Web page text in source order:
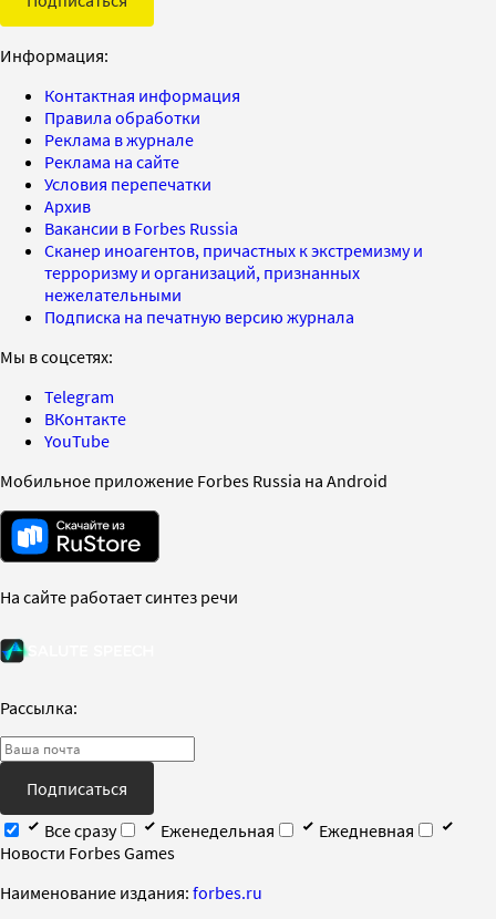
Информация:
Контактная информация
Правила обработки
Реклама в журнале
Реклама на сайте
Условия перепечатки
Архив
Вакансии в Forbes Russia
Сканер иноагентов, причастных к экстремизму и
терроризму и организаций, признанных
нежелательными
Подписка на печатную версию журнала
Мы в соцсетях:
Telegram
ВКонтакте
YouTube
Мобильное приложение Forbes Russia на Android
На сайте работает синтез речи
Рассылка:
Подписаться
Все сразу
Еженедельная
Ежедневная
Новости Forbes Games
Наименование издания: forbes.ru